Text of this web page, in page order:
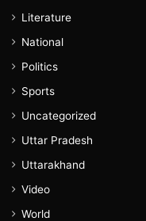
Literature
National
Politics
Sports
Uncategorized
Uttar Pradesh
Uttarakhand
Video
World